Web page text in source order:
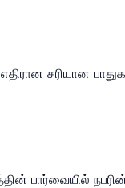
சரியான
பார்வையில்